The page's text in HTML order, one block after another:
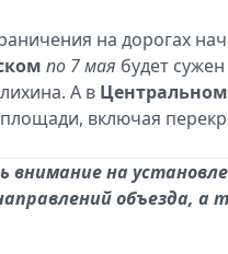
на дорогах
по 7 мая будет
А в Центральном
включая
на
объезда, а